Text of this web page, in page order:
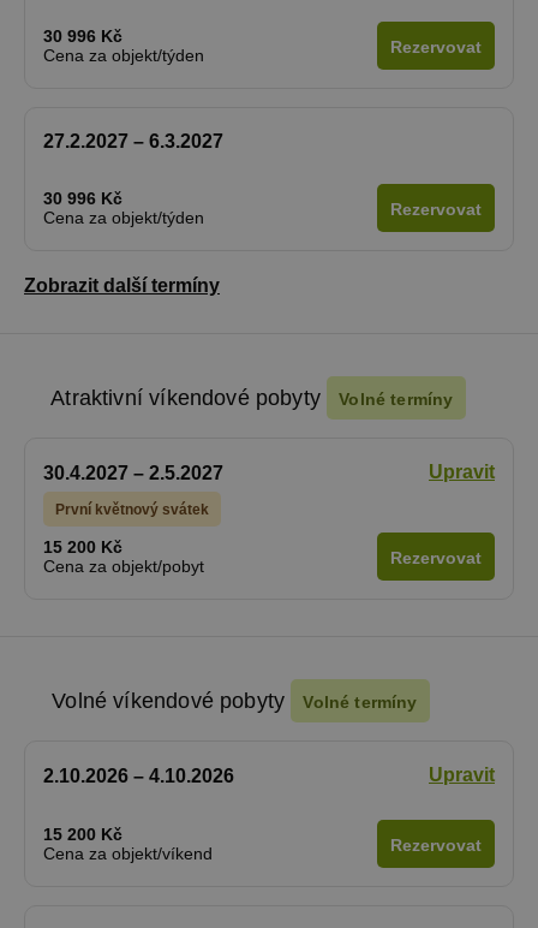
30 996 Kč
Cena za objekt/týden
Rezervovat
27.2.2027 – 6.3.2027
30 996 Kč
Cena za objekt/týden
Rezervovat
Zobrazit další termíny
Atraktivní víkendové pobyty Volné termíny
30.4.2027 – 2.5.2027 Upravit
První květnový svátek
15 200 Kč
Cena za objekt/pobyt
Rezervovat
Volné víkendové pobyty Volné termíny
2.10.2026 – 4.10.2026 Upravit
15 200 Kč
Cena za objekt/víkend
Rezervovat